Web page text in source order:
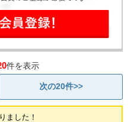
件を表示
次の20件>>
ました！